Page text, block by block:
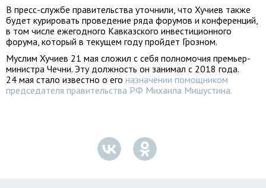
В пресс-службе правительства уточнили, что Хучиев также
будет курировать проведение ряда форумов и конференций,
в том числе ежегодного Кавказского инвестиционного
форума, который в текущем году пройдет Грозном.
Муслим Хучиев 21 мая сложил с себя полномочия премьер-
министра Чечни. Эту должность он занимал с 2018 года.
24 мая стало известно о его назначении помощником
председателя правительства РФ Михаила Мишустина.